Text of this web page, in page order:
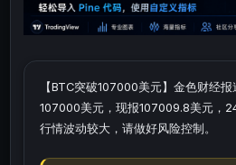
【BTC突破107000美元】金色财经
107000美元，现报107009.8美元，
行情波动较大，请做好风险控制。